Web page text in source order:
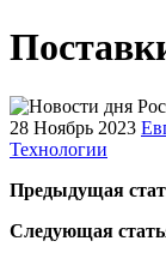
28 Ноябрь 2023
Технологии
Предыдущая
Следующая